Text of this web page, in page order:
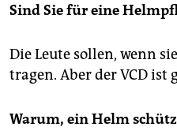
Sind Sie für eine
Die Leute sollen, wenn
tragen. Aber der VCD ist
Warum, ein Helm